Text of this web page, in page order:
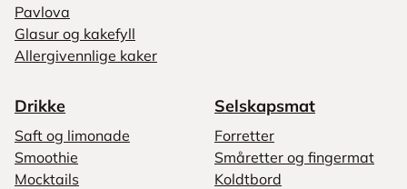
Pavlova
Glasur og kakefyll
Allergivennlige kaker
Drikke
Saft og limonade
Smoothie
Mocktails
Selskapsmat
Forretter
Småretter og fingermat
Koldtbord